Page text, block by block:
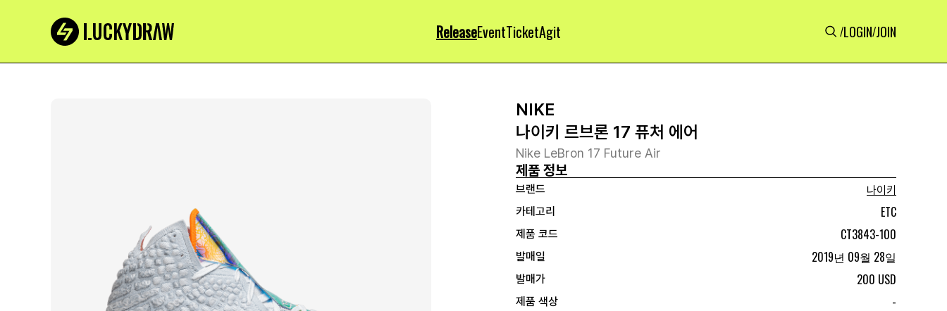
ReleaseEventTicketAgit /LOGIN/JOIN
NIKE
나이키 르브론 17 퓨처 에어
Nike LeBron 17 Future Air
제품 정보
브랜드
나이키
카테고리
ETC
제품 코드 CT3843-100
발매일 2019년 09월 28일
발매가 200 USD
제품 색상 -